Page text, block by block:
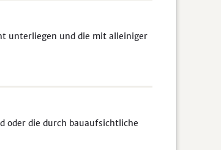
unterliegen und die mit alleiniger
oder die durch bauaufsichtliche